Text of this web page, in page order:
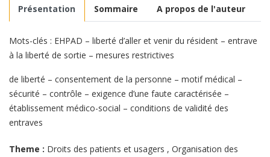
Présentation Sommaire A propos de l'auteur
Mots-clés : EHPAD – liberté d’aller et venir du résident – entrave
à la liberté de sortie – mesures restrictives
de liberté – consentement de la personne – motif médical –
sécurité – contrôle – exigence d’une faute caractérisée –
établissement médico-social – conditions de validité des
entraves
Theme : Droits des patients et usagers , Organisation des